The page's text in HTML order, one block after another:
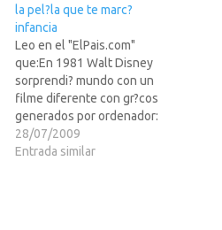
la pel?la que te marc?
infancia
Leo en el "ElPais.com"
que:En 1981 Walt Disney
sorprendi? mundo con un
filme diferente con gr?cos
generados por ordenador:
un programador se cuela
dentro de una
28/07/2009
Entrada similar